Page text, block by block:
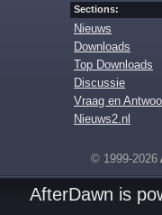
Sections:
Nieuws
Downloads
Top Downloads
Discussie
Vraag en
Nieuws2.nl
© 1999-2026
AfterDawn is